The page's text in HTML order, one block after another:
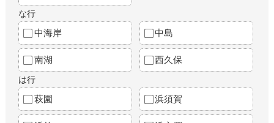
な行
中海岸 中島
南湖 西久保
は行
萩園 浜須賀